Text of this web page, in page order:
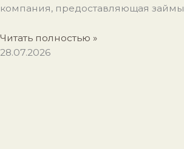
компания, предоставляющая займы
Читать полностью »
28.07.2026